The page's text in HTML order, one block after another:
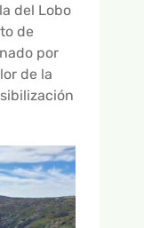
del Lobo
de
por
de la